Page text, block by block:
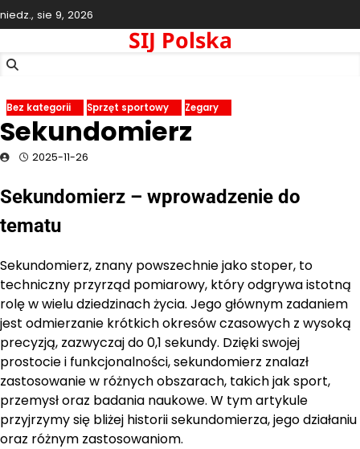
Skip
to
niedz., sie 9, 2026
SIJ Polska
Bez kategorii Sprzęt sportowy Zegary
Sekundomierz
2025-11-26
Sekundomierz – wprowadzenie do
tematu
Sekundomierz, znany powszechnie jako stoper, to
techniczny przyrząd pomiarowy, który odgrywa istotną
rolę w wielu dziedzinach życia. Jego głównym zadaniem
jest odmierzanie krótkich okresów czasowych z wysoką
precyzją, zazwyczaj do 0,1 sekundy. Dzięki swojej
prostocie i funkcjonalności, sekundomierz znalazł
zastosowanie w różnych obszarach, takich jak sport,
przemysł oraz badania naukowe. W tym artykule
przyjrzymy się bliżej historii sekundomierza, jego działaniu
oraz różnym zastosowaniom.